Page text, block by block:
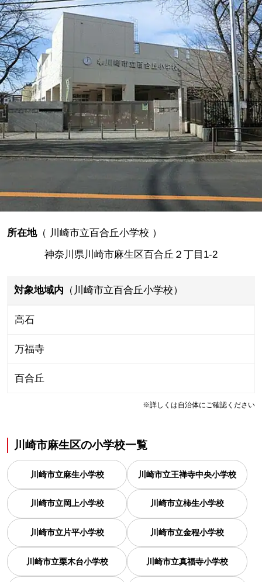
所在地（ 川崎市立百合丘小学校 ）
神奈川県川崎市麻生区百合丘２丁目1-2
対象地域内 （川崎市立百合丘小学校）
高石
万福寺
百合丘
※詳しくは自治体にご確認ください
川崎市麻生区の小学校一覧
川崎市立麻生小学校 川崎市立王禅寺中央小学校
川崎市立岡上小学校 川崎市立柿生小学校
川崎市立片平小学校 川崎市立金程小学校
川崎市立栗木台小学校 川崎市立真福寺小学校